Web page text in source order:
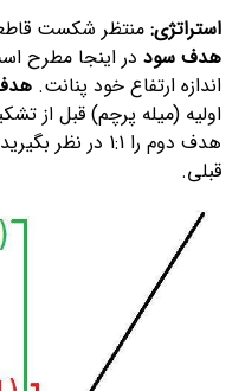
استراتژی: منتظر شکست
هدف سود در اینجا مطرح
اندازه ارتفاع خود پنانت.
اولیه (میله پرچم) قبل از
قبلی.